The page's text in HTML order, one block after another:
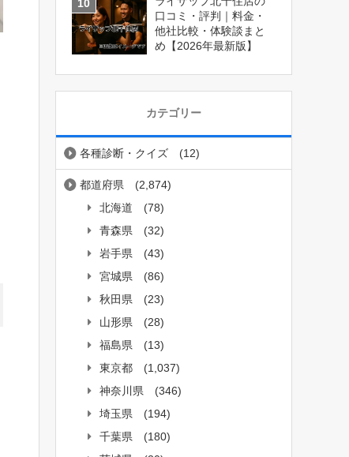
口コミ・評判｜料金・
他社比較・体験談まと
め【2026年最新版】
カテゴリー
各種診断・クイズ (12)
都道府県
(2,874)
北海道
(78)
青森県
(32)
岩手県
(43)
宮城県
(86)
秋田県
(23)
山形県
(28)
福島県
(13)
東京都
(1,037)
神奈川県
(346)
埼玉県
(194)
千葉県
(180)